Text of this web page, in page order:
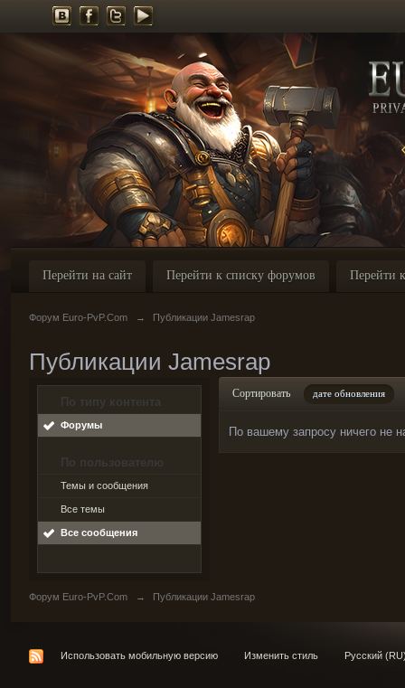
Перейти на сайт Перейти к списку форумов Перейти
Форум Euro-PvP.Com → Публикации Jamesrap
Публикации Jamesrap
По типу контента
Форумы
По пользователю
Темы и сообщения
Все темы
Все сообщения
Сортировать дате обновления
По вашему запросу ничего не
Форум Euro-PvP.Com → Публикации Jamesrap
Использовать мобильную версию Изменить стиль Русский